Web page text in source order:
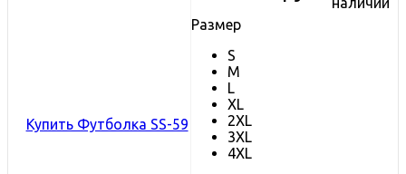
Размер
S
M
L
XL
2XL
3XL
4XL